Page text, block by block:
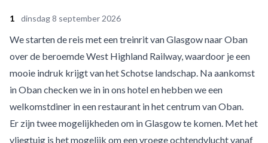
1 dinsdag 8 september 2026
We starten de reis met een treinrit van Glasgow naar Oban
over de beroemde West Highland Railway, waardoor je een
mooie indruk krijgt van het Schotse landschap. Na aankomst
in Oban checken we in in ons hotel en hebben we een
welkomstdiner in een restaurant in het centrum van Oban.
Er zijn twee mogelijkheden om in Glasgow te komen. Met het
vliegtuig is het mogelijk om een vroege ochtendvlucht vanaf